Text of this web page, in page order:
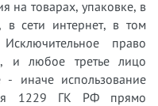
на товарах, упаковке, в
в сети интернет, в том
право
и любое третье лицо
- иначе использование
1229 ГК РФ прямо